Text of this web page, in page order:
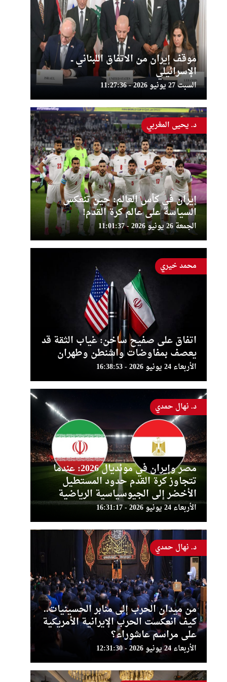
موقف إيران من الاتفاق اللبناني ــ
الإسرائيلي
السبت 27 يونيو 2026 - 11:27:36
إيران في كأس العالم: حين تنعكس
السياسة على عالم كرة القدم!
الجمعة 26 يونيو 2026 - 11:01:37
د. يحيى المغربي
اتفاق على صفيح ساخن: غياب الثقة قد
يعصف بمفاوضات واشنطن وطهران
الأربعاء 24 يونيو 2026 - 16:38:53
محمد خيري
مصر وإيران في مونديال 2026: عندما
تتجاوز كرة القدم حدود المستطيل
الأخضر إلى الجيوسياسية الرياضية
الأربعاء 24 يونيو 2026 - 16:31:17
د. نهال حمدي
من ميدان الحرب إلى منابر الحسينيات..
كيف انعكست الحرب الإيرانية الأمريكية
على مراسم عاشوراء؟
الأربعاء 24 يونيو 2026 - 12:31:30
د. نهال حمدي